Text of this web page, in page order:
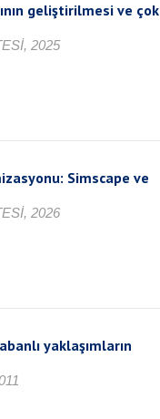
geliştirilmesi ve çok
2025
Simscape ve
2026
yaklaşımların